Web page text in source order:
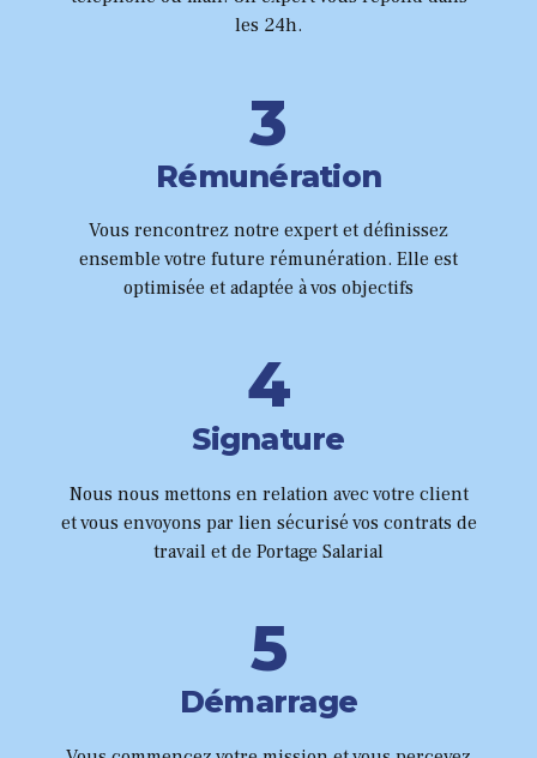
0
5
6
7
8
9
les 24h.
3
4
5
6
7
8
9
0
Rémunération
Vous rencontrez notre expert et définissez
ensemble votre future rémunération. Elle est
optimisée et adaptée à vos objectifs
0
1
2
3
4
5
6
7
8
9
Signature
Nous nous mettons en relation avec votre client
et vous envoyons par lien sécurisé vos contrats de
travail et de Portage Salarial
1
2
3
4
5
6
Démarrage